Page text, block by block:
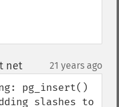
net¶ 21 years ago
pg_insert()
slashes to